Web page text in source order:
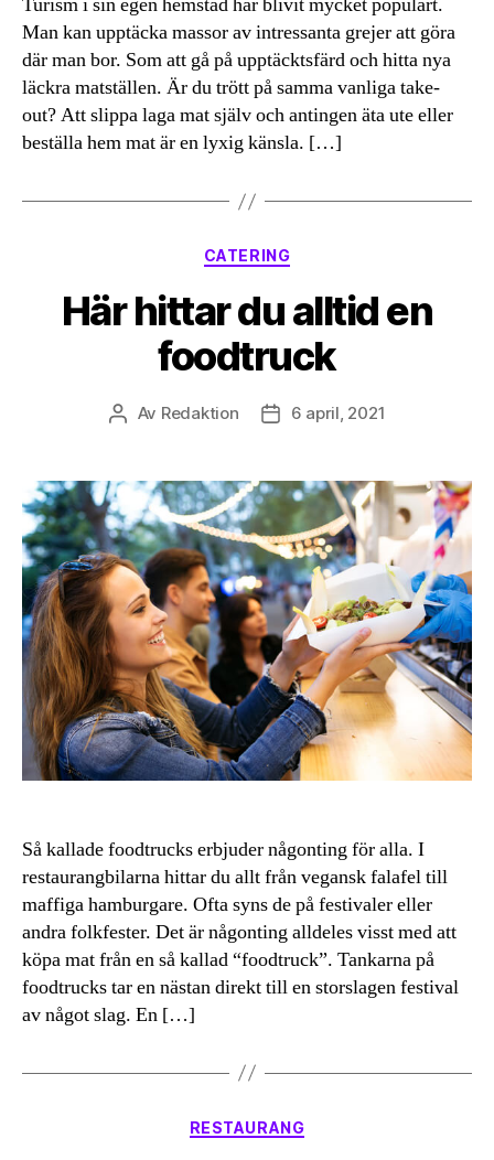
Turism i sin egen hemstad har blivit mycket populärt.
Man kan upptäcka massor av intressanta grejer att göra
där man bor. Som att gå på upptäcktsfärd och hitta nya
läckra matställen. Är du trött på samma vanliga take-
out? Att slippa laga mat själv och antingen äta ute eller
beställa hem mat är en lyxig känsla. […]
Kategorier
CATERING
Här hittar du alltid en
foodtruck
Inläggsförfattare
Av Redaktion Inläggsdatum
6 april, 2021
Så kallade foodtrucks erbjuder någonting för alla. I
restaurangbilarna hittar du allt från vegansk falafel till
maffiga hamburgare. Ofta syns de på festivaler eller
andra folkfester. Det är någonting alldeles visst med att
köpa mat från en så kallad “foodtruck”. Tankarna på
foodtrucks tar en nästan direkt till en storslagen festival
av något slag. En […]
Kategorier
RESTAURANG